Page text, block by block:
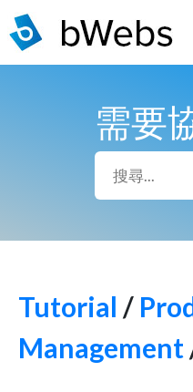
需要
Tutorial /
Management